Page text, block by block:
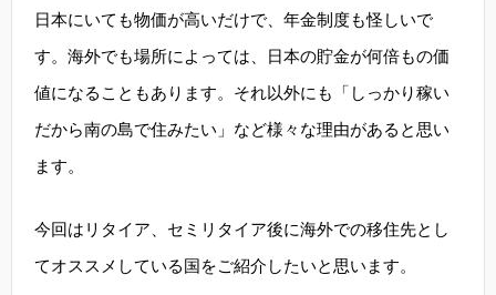
日本にいても物価が高いだけで、年金制度も怪しいで
す。海外でも場所によっては、日本の貯金が何倍もの価
値になることもあります。それ以外にも「しっかり稼い
だから南の島で住みたい」など様々な理由があると思い
ます。
今回はリタイア、セミリタイア後に海外での移住先とし
てオススメしている国をご紹介したいと思います。